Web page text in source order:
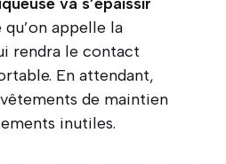
qu’on appelle la
rendra le contact
En attendant,
de maintien
inutiles.